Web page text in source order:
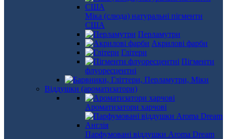
Міка (слюда) натуральні пігменти
США
Перламутри
Акрилові фарби
Глітери
Пігменти
флуоресцентні
Віддушки (ароматизатори)
Ароматизатори харчові
Парфумовані віддушки Aroma Dream